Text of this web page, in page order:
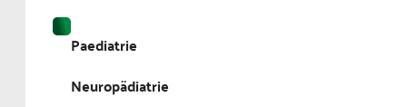
Paediatrie
Neuropädiatrie